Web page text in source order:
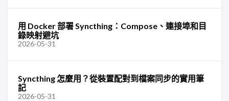
用 Docker 部署 Syncthing：Compose、連接埠和目
錄映射避坑
2026-05-31
Syncthing 怎麼用？從裝置配對到檔案同步的實用筆
記
2026-05-31